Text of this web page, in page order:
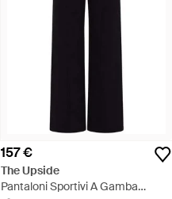
157 €
The Upside
Pantaloni Sportivi A Gamba